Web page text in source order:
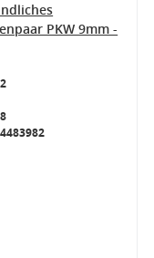
PKW 9mm -